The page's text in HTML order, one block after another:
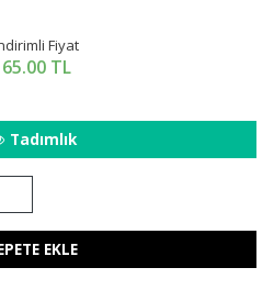
Fiyat
TL
Tadımlık
EKLE